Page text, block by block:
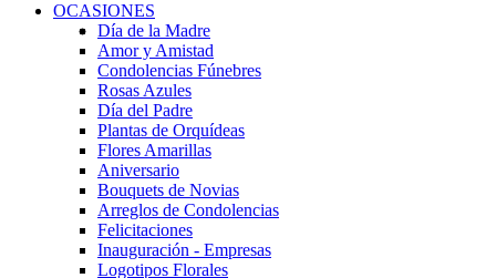
OCASIONES
Día de la Madre
Amor y Amistad
Condolencias Fúnebres
Rosas Azules
Día del Padre
Plantas de Orquídeas
Flores Amarillas
Aniversario
Bouquets de Novias
Arreglos de Condolencias
Felicitaciones
Inauguración - Empresas
Logotipos Florales